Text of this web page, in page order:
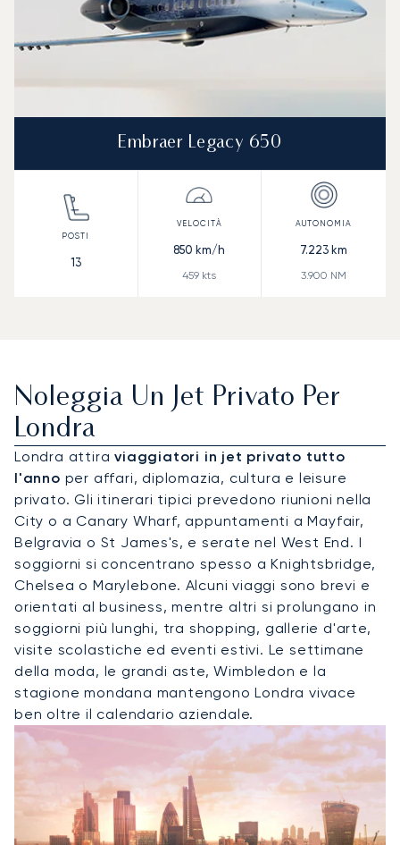
Embraer Legacy 650
13
850 km/h
459 kts
7.223 km
3.900 NM
Noleggia Un Jet Privato Per
Londra
Londra attiraviaggiatori in jet privato tutto
l'anno per affari, diplomazia, cultura e leisure
privato. Gli itinerari tipici prevedono riunioni nella
City o a Canary Wharf, appuntamenti a Mayfair,
Belgravia o St James's, e serate nel West End. I
soggiorni si concentrano spesso a Knightsbridge,
Chelsea o Marylebone. Alcuni viaggi sono brevi e
orientati al business, mentre altri si prolungano in
soggiorni più lunghi, tra shopping, gallerie d'arte,
visite scolastiche ed eventi estivi. Le settimane
della moda, le grandi aste, Wimbledon e la
stagione mondana mantengono Londra vivace
ben oltre il calendario aziendale.